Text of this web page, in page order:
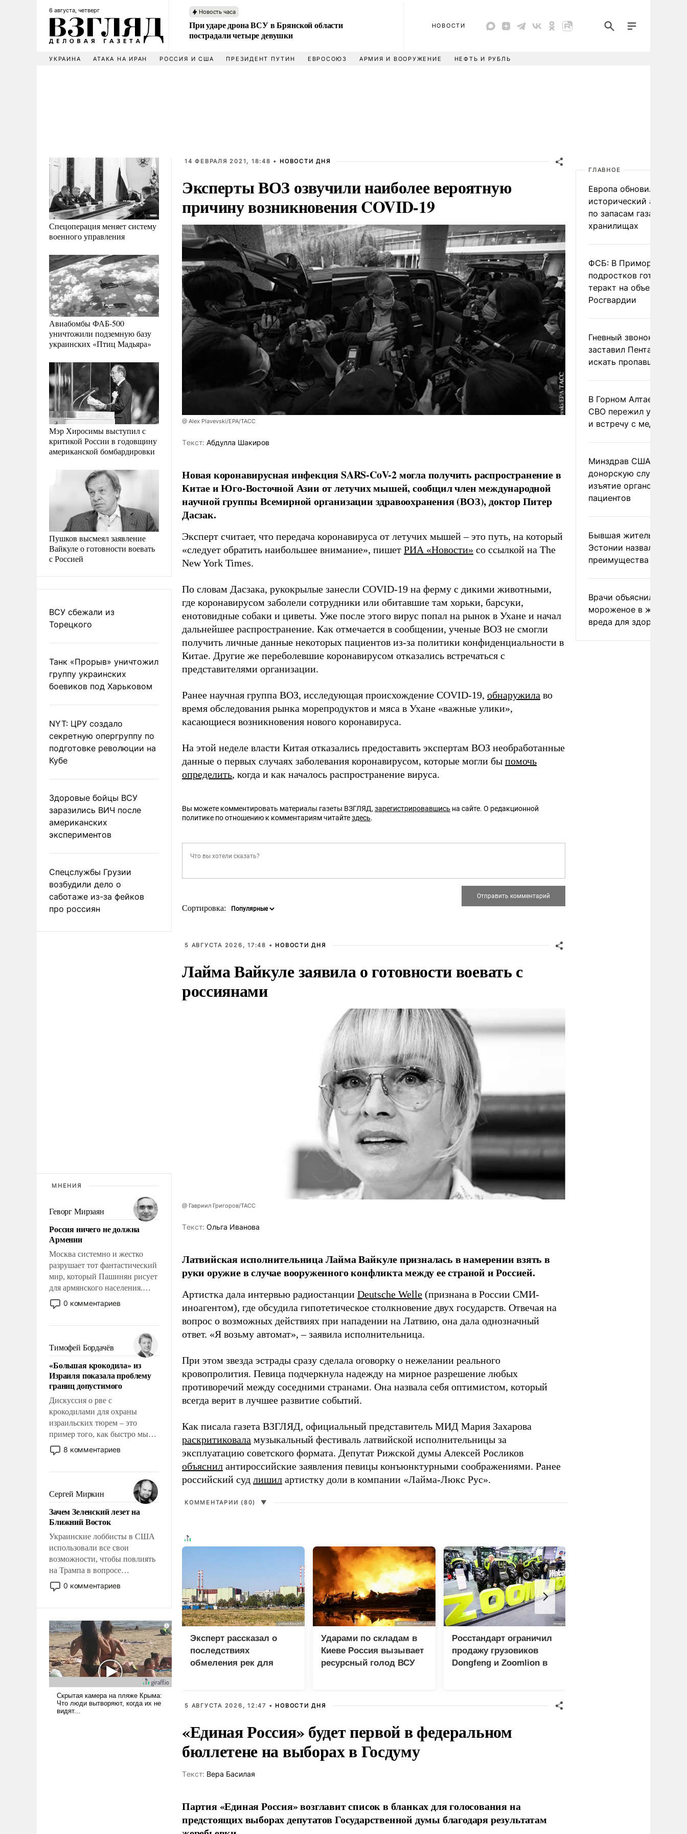
6 августа, четверг Новость часа
При ударе дрона ВСУ в Брянской области
пострадали четыре девушки
НОВОСТИ
УКРАИНА АТАКА НА ИРАН РОССИЯ И США ПРЕЗИДЕНТ ПУТИН ЕВРОСОЮЗ АРМИЯ И ВООРУЖЕНИЕ НЕФТЬ И РУБЛЬ
Спецоперация меняет систему
военного управления
Авиабомбы ФАБ-500
уничтожили подземную базу
украинских «Птиц Мадьяра»
Мэр Хиросимы выступил с
критикой России в годовщину
американской бомбардировки
Пушков высмеял заявление
Вайкуле о готовности воевать
с Россией
ВСУ сбежали из
Торецкого
Танк «Прорыв» уничтожил
группу украинских
боевиков под Харьковом
NYT: ЦРУ создало
секретную опергруппу по
подготовке революции на
Кубе
Здоровые бойцы ВСУ
заразились ВИЧ после
американских
экспериментов
Спецслужбы Грузии
возбудили дело о
саботаже из-за фейков
про россиян
МНЕНИЯ
Геворг Мирзаян
Россия ничего не должна
Армении
Москва системно и жестко
разрушает тот фантастический
мир, который Пашинян рисует
для армянского населения.
Мир, где этому населению все
должны просто по
политические прожекты будут
беспрекословно оплачиваться
за счет российских
налогоплательщиков, и где за
свои поступки не нужно
отвечать.
0 комментариев
Тимофей Бордачёв
«Большая крокодила» из
Израиля показала проблему
границ допустимого
Дискуссия о рве с
крокодилами для охраны
израильских тюрем – это
пример того, как быстро мы
двигаемся по пути
революционных изменений.
псевдонаучной фантастики,
стало всерьез обсуждаемой
идеей.
8 комментариев
Сергей Миркин
Зачем Зеленский лезет на
Ближний Восток
Украинские лоббисты в США
использовали все свои
возможности, чтобы повлиять
на Трампа в вопросе
предоставления вооружений
своим нанимателям. Вероятно,
голову мысль: хорошо бы
продемонстрировать, что
Украина вступила в
вооруженное противостояние
с Ираном.
0 комментариев
14 ФЕВРАЛЯ 2021, 18:48 • НОВОСТИ ДНЯ
Эксперты ВОЗ озвучили наиболее вероятную
причину возникновения COVID-19
@ Alex Plavevski/EPA/ТАСС
Tекст: Абдулла Шакиров
Новая коронавирусная инфекция SARS-CoV-2 могла получить распространение в
Китае и Юго-Восточной Азии от летучих мышей, сообщил член международной
научной группы Всемирной организации здравоохранения (ВОЗ), доктор Питер
Дасзак.
Эксперт считает, что передача коронавируса от летучих мышей – это путь, на который
«следует обратить наибольшее внимание», пишет РИА «Новости» со ссылкой на The
New York Times.
По словам Дасзака, рукокрылые занесли COVID-19 на ферму с дикими животными,
где коронавирусом заболели сотрудники или обитавшие там хорьки, барсуки,
енотовидные собаки и циветы. Уже после этого вирус попал на рынок в Ухане и начал
дальнейшее распространение. Как отмечается в сообщении, ученые ВОЗ не смогли
получить личные данные некоторых пациентов из-за политики конфиденциальности в
Китае. Другие же переболевшие коронавирусом отказались встречаться с
представителями организации.
Ранее научная группа ВОЗ, исследующая происхождение COVID-19, обнаружила во
время обследования рынка морепродуктов и мяса в Ухане «важные улики»,
касающиеся возникновения нового коронавируса.
На этой неделе власти Китая отказались предоставить экспертам ВОЗ необработанные
данные о первых случаях заболевания коронавирусом, которые могли бы помочь
определить, когда и как началось распространение вируса.
Вы можете комментировать материалы газеты ВЗГЛЯД,зарегистрировавшись на сайте. О редакционной
политике по отношению к комментариям читайтездесь.
Сортировка:
5 АВГУСТА 2026, 17:48 • НОВОСТИ ДНЯ
Лайма Вайкуле заявила о готовности воевать с
россиянами
@ Гавриил Григоров/ТАСС
Tекст: Ольга Иванова
Латвийская исполнительница Лайма Вайкуле призналась в намерении взять в
руки оружие в случае вооруженного конфликта между ее страной и Россией.
Артистка дала интервью радиостанции Deutsche Welle (признана в России СМИ-
иноагентом), где обсудила гипотетическое столкновение двух государств. Отвечая на
вопрос о возможных действиях при нападении на Латвию, она дала однозначный
ответ. «Я возьму автомат», – заявила исполнительница.
При этом звезда эстрады сразу сделала оговорку о нежелании реального
кровопролития. Певица подчеркнула надежду на мирное разрешение любых
противоречий между соседними странами. Она назвала себя оптимистом, который
всегда верит в лучшее развитие событий.
Как писала газета ВЗГЛЯД, официальный представитель МИД Мария Захарова
раскритиковала музыкальный фестиваль латвийской исполнительницы за
эксплуатацию советского формата. Депутат Рижской думы Алексей Росликов
объяснил антироссийские заявления певицы конъюнктурными соображениями. Ранее
российский суд лишил артистку доли в компании «Лайма-Люкс Рус».
КОММЕНТАРИИ (80) ▼
Эксперт рассказал о
последствиях
обмеления рек для
Ударами по складам в
Киеве Россия вызывает
ресурсный голод ВСУ
Росстандарт ограничил
продажу грузовиков
Dongfeng и Zoomlion в
5 АВГУСТА 2026, 12:47 • НОВОСТИ ДНЯ
«Единая Россия» будет первой в федеральном
бюллетене на выборах в Госдуму
Tекст: Вера Басилая
Партия «Единая Россия» возглавит список в бланках для голосования на
предстоящих выборах депутатов Государственной думы благодаря результатам
ГЛАВНОЕ
Европа обновила
исторический
по запасам газа в
хранилищах
ФСБ: В Приморье трое
подростков готовили
теракт на объекте
Росгвардии
Гневный звонок Трампа
заставил Пентагон
искать пропавшие
В Горном Алтае
СВО пережил удар
и встречу с медведем
Минздрав США закрыл
донорскую службу за
изъятие органов живых
пациентов
Бывшая жительница
Эстонии назвала
преимущества России
Врачи объяснили, как
мороженое в жару без
вреда для здоровья